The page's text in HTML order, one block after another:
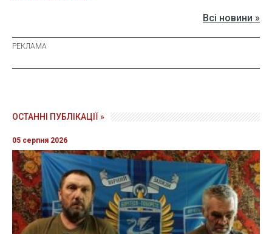
Всі новини »
ОСТАННІ ПУБЛІКАЦІЇ »
05 серпня 2026